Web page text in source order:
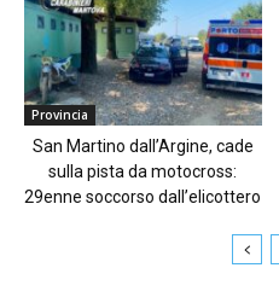
Provincia
San Martino dall’Argine, cade
sulla pista da motocross:
29enne soccorso dall’elicottero